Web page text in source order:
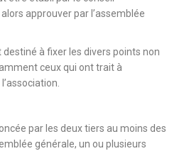
approuver par l’assemblée
à fixer les divers points non
ceux qui ont trait à
par les deux tiers au moins des
générale, un ou plusieurs